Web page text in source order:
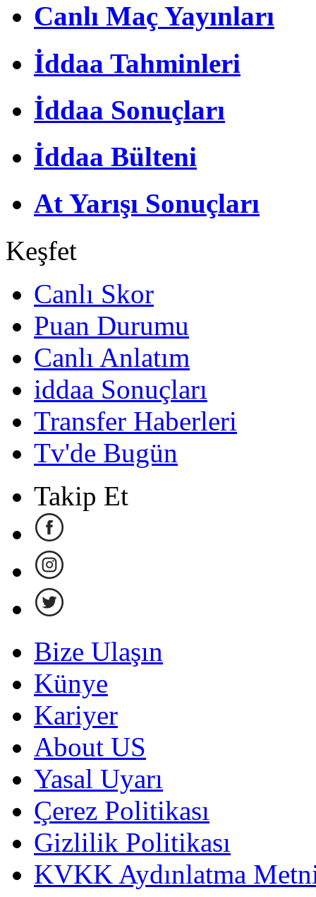
Canlı Maç Yayınları
İddaa Tahminleri
İddaa Sonuçları
İddaa Bülteni
At Yarışı Sonuçları
Keşfet
Canlı Skor
Puan Durumu
Canlı Anlatım
iddaa Sonuçları
Transfer Haberleri
Tv'de Bugün
Takip Et
Bize Ulaşın
Künye
Kariyer
About US
Yasal Uyarı
Çerez Politikası
Gizlilik Politikası
KVKK Aydınlatma